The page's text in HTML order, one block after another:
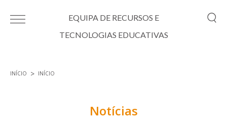
EQUIPA DE RECURSOS E
TECNOLOGIAS EDUCATIVAS
INÍCIO INÍCIO
Notícias